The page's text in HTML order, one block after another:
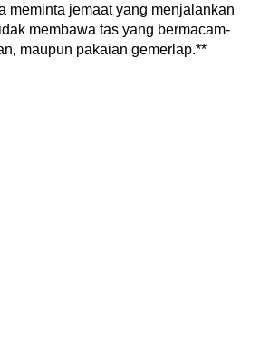
meminta jemaat yang menjalankan
membawa tas yang bermacam-
maupun pakaian gemerlap.**